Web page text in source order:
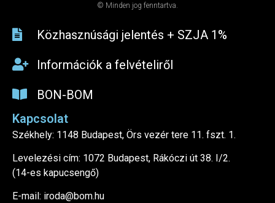
© Minden jog fenntartva.
Közhasznúsági jelentés + SZJA 1%​
Információk a felvételiről
BON-BOM
Kapcsolat
Székhely: 1148 Budapest, Örs vezér tere 11. fszt. 1.
Levelezési cím: 1072 Budapest, Rákóczi út 38. I/2.
(14-es kapucsengő)
E-mail: iroda@bom.hu